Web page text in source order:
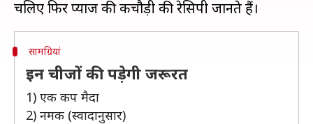
सामग्रियां
इन चीजों की पड़ेगी जरूरत
1) एक कप मैदा
2) नमक (स्वादानुसार)